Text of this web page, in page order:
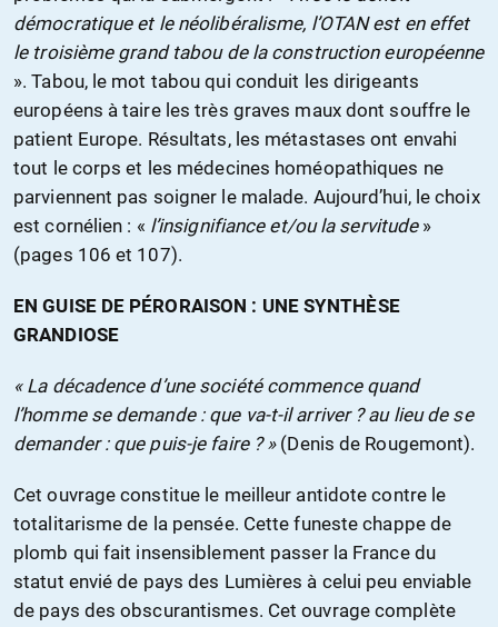
démocratique et le néolibéralisme, l’OTAN est en effet
le troisième grand tabou de la construction européenne
». Tabou, le mot tabou qui conduit les dirigeants
européens à taire les très graves maux dont souffre le
patient Europe. Résultats, les métastases ont envahi
tout le corps et les médecines homéopathiques ne
parviennent pas soigner le malade. Aujourd’hui, le choix
est cornélien : « l’insignifiance et/ou la servitude»
(pages 106 et 107).
EN GUISE DE PÉRORAISON : UNE SYNTHÈSE
GRANDIOSE
« La décadence d’une société commence quand
l’homme se demande : que va-t-il arriver ? au lieu de se
demander : que puis-je faire ? » (Denis de Rougemont).
Cet ouvrage constitue le meilleur antidote contre le
totalitarisme de la pensée. Cette funeste chappe de
plomb qui fait insensiblement passer la France du
statut envié de pays des Lumières à celui peu enviable
de pays des obscurantismes. Cet ouvrage complète